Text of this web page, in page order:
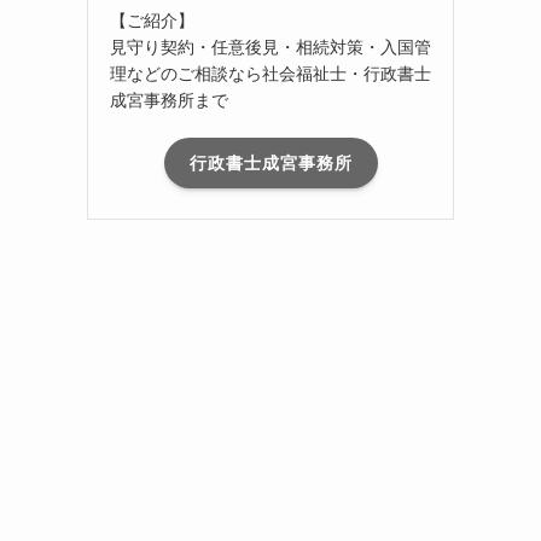
【ご紹介】
見守り契約・任意後見・相続対策・入国管
理などのご相談なら社会福祉士・行政書士
成宮事務所まで
行政書士成宮事務所